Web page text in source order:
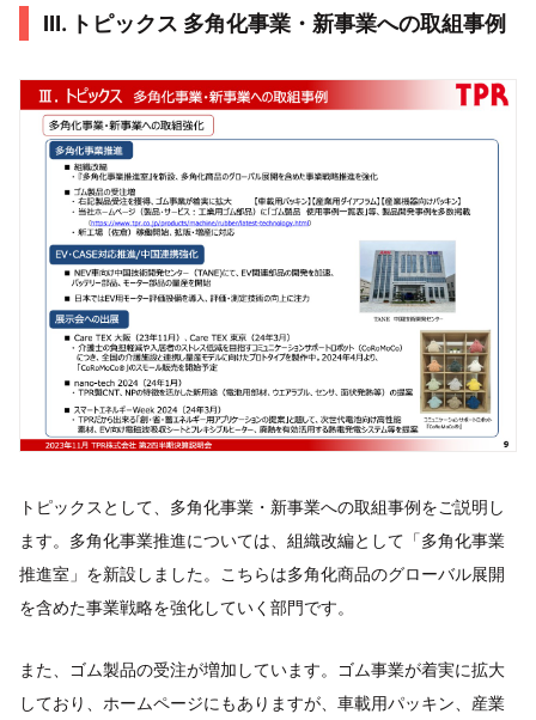
Ⅲ. トピックス 多角化事業・新事業への取組事例
トピックスとして、多角化事業・新事業への取組事例をご説明し
ます。多角化事業推進については、組織改編として「多角化事業
推進室」を新設しました。こちらは多角化商品のグローバル展開
を含めた事業戦略を強化していく部門です。
また、ゴム製品の受注が増加しています。ゴム事業が着実に拡大
しており、ホームページにもありますが、車載用パッキン、産業